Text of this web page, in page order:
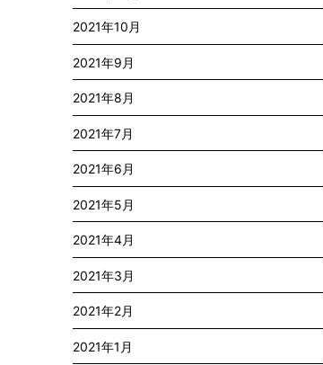
2021年10月
2021年9月
2021年8月
2021年7月
2021年6月
2021年5月
2021年4月
2021年3月
2021年2月
2021年1月